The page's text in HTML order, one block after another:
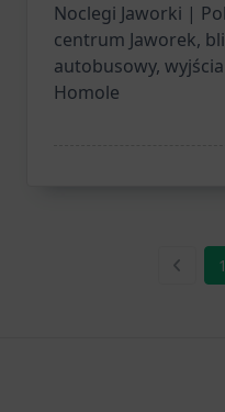
Noclegi Jaworki |
centrum Jaworek,
autobusowy,
Homole
1